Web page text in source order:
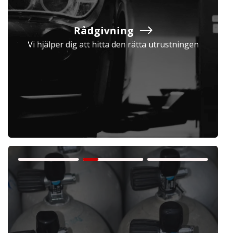
Företag Exkl. moms
Privatperson Inkl. moms
Rådgivning
Vi hjälper dig att hitta den rätta utrustningen